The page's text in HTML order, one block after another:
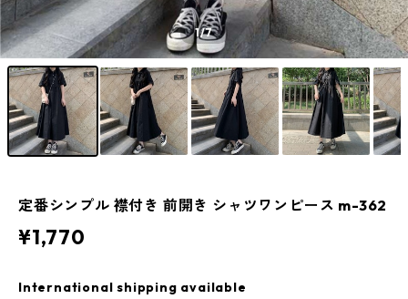
1/7
定番シンプル 襟付き 前開き シャツワンピース m-362
¥1,770
International shipping available